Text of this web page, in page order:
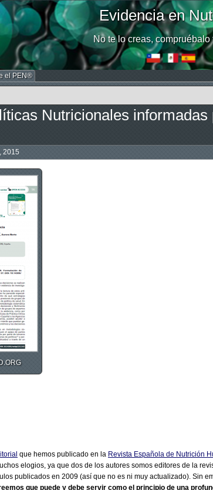
Evidencia en
No te lo creas, compruébalo
el PEN®
Nutricionales informadas
2015
que hemos publicado en la Revista Española de Nutrición
elogios, ya que dos de los autores somos editores de la
publicados en 2009 (así que no es ni muy actualizado). Sin
que puede y debe servir como el principio de una